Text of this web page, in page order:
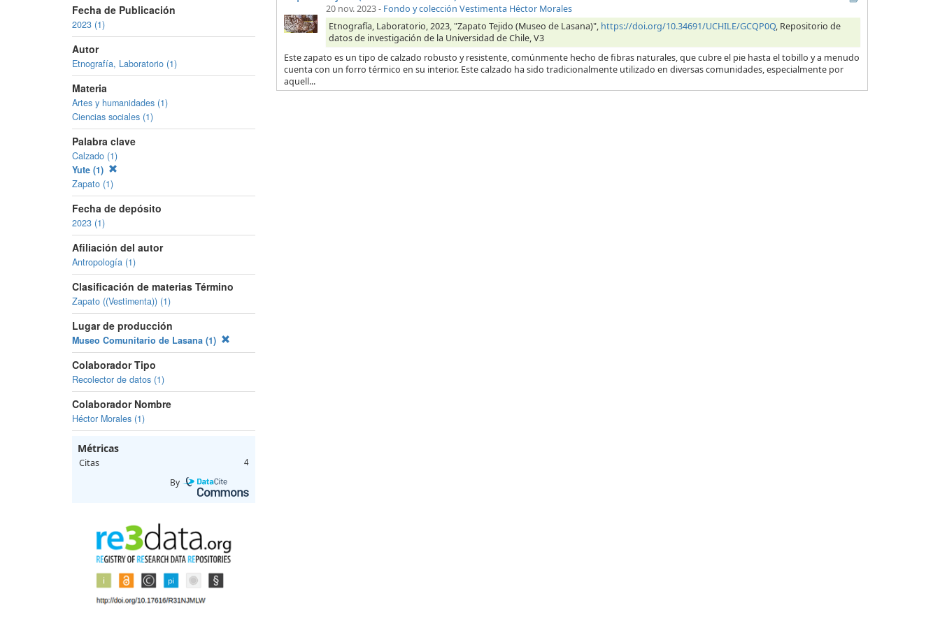
Fecha de Publicación
2023 (1)
Autor
Etnografía, Laboratorio (1)
Materia
Artes y humanidades (1)
Ciencias sociales (1)
Palabra clave
Calzado (1)
Yute (1)
Zapato (1)
Fecha de depósito
2023 (1)
Afiliación del autor
Antropología (1)
Clasificación de materias Término
Zapato ((Vestimenta)) (1)
Lugar de producción
Museo Comunitario de Lasana (1)
Colaborador Tipo
Recolector de datos (1)
Colaborador Nombre
Héctor Morales (1)
Métricas
Citas 4
By
20 nov. 2023- Fondo y colección Vestimenta Héctor Morales
Etnografía, Laboratorio, 2023, "Zapato Tejido (Museo de Lasana)", https://doi.org/10.34691/UCHILE/GCQP0Q, Repositorio de
datos de investigación de la Universidad de Chile, V3
Este zapato es un tipo de calzado robusto y resistente, comúnmente hecho de fibras naturales, que cubre el pie hasta el tobillo y a menudo
cuenta con un forro térmico en su interior. Este calzado ha sido tradicionalmente utilizado en diversas comunidades, especialmente por
aquell...